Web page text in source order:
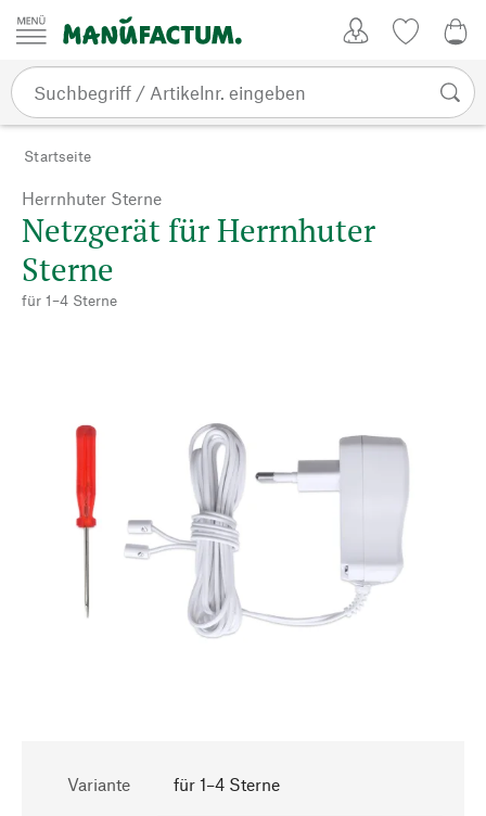
Zum Inhalt springen
Startseite
Herrnhuter Sterne
Netzgerät für Herrnhuter
Sterne
für 1–4 Sterne
Variante für 1–4 Sterne